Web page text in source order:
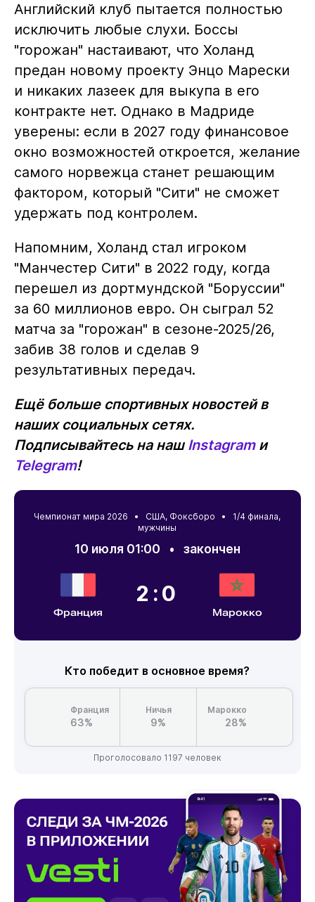
Английский клуб пытается полностью
исключить любые слухи. Боссы
"горожан" настаивают, что Холанд
предан новому проекту Энцо Марески
и никаких лазеек для выкупа в его
контракте нет. Однако в Мадриде
уверены: если в 2027 году финансовое
окно возможностей откроется, желание
самого норвежца станет решающим
фактором, который "Сити" не сможет
удержать под контролем.
Напомним, Холанд стал игроком
"Манчестер Сити" в 2022 году, когда
перешел из дортмундской "Боруссии"
за 60 миллионов евро. Он сыграл 52
матча за "горожан" в сезоне-2025/26,
забив 38 голов и сделав 9
результативных передач.
Ещё больше спортивных новостей в
наших социальных сетях.
Подписывайтесь на нашInstagramи
Telegram!
Чемпионат мира 2026 • США, Фоксборо • 1/4 финала,
мужчины
10 июля 01:00 • закончен
Франция
2:0
Марокко
Кто победит в основное время?
Франция
63%
Ничья
9%
Марокко
28%
Проголосовало 1197 человек